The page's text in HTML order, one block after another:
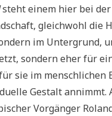
steht einem hier bei
gleichwohl die
im Untergrund,
sondern eher für
sie im
Gestalt
Vorgänger